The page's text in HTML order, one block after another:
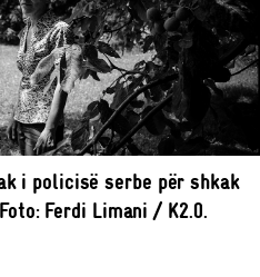
i policisë serbe për shkak
Ferdi Limani / K2.0.